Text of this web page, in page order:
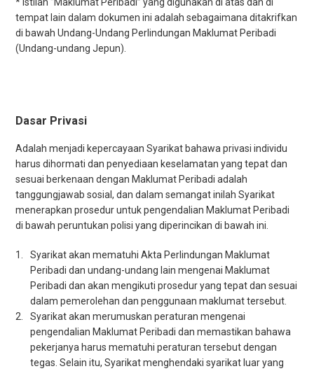
Ciri-ciri fizikal
Keselamatan dan Kebersihan
Malay | Bahasa Melayu
tempat lain dalam dokumen ini adalah sebagaimana ditakrifkan
di bawah Undang-Undang Perlindungan Maklumat Peribadi
(Undang-undang Jepun).
Dasar Privasi
Adalah menjadi kepercayaan Syarikat bahawa privasi individu
harus dihormati dan penyediaan keselamatan yang tepat dan
sesuai berkenaan dengan Maklumat Peribadi adalah
tanggungjawab sosial, dan dalam semangat inilah Syarikat
menerapkan prosedur untuk pengendalian Maklumat Peribadi
di bawah peruntukan polisi yang diperincikan di bawah ini.
Syarikat akan mematuhi Akta Perlindungan Maklumat
Peribadi dan undang-undang lain mengenai Maklumat
Peribadi dan akan mengikuti prosedur yang tepat dan sesuai
dalam pemerolehan dan penggunaan maklumat tersebut.
Syarikat akan merumuskan peraturan mengenai
pengendalian Maklumat Peribadi dan memastikan bahawa
pekerjanya harus mematuhi peraturan tersebut dengan
tegas. Selain itu, Syarikat menghendaki syarikat luar yang